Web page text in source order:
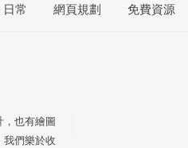
常 網頁規劃 免費資源
也有繪圖
們樂於收